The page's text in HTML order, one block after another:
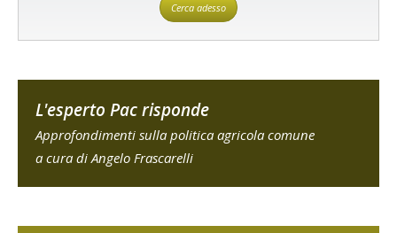
Cerca adesso
L'esperto Pac risponde
Approfondimenti sulla politica agricola comune
a cura di Angelo Frascarelli